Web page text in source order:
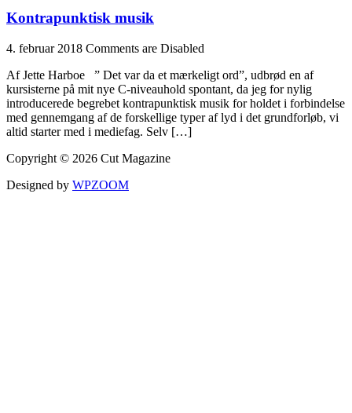
Kontrapunktisk musik
4. februar 2018 Comments are Disabled
Af Jette Harboe ” Det var da et mærkeligt ord”, udbrød en af
kursisterne på mit nye C-niveauhold spontant, da jeg for nylig
introducerede begrebet kontrapunktisk musik for holdet i forbindelse
med gennemgang af de forskellige typer af lyd i det grundforløb, vi
altid starter med i mediefag. Selv […]
Copyright © 2026 Cut Magazine
Designed by WPZOOM